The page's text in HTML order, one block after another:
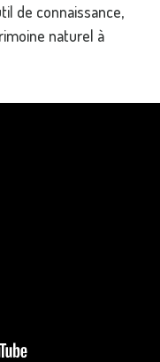
de connaissance,
naturel à